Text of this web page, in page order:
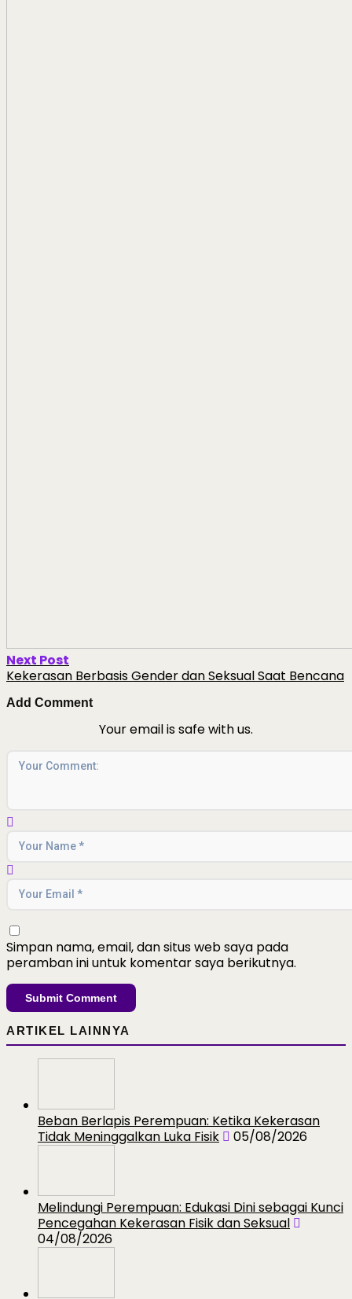
Next Post
Kekerasan Berbasis Gender dan Seksual Saat Bencana
Add Comment
Your email is safe with us.
Simpan nama, email, dan situs web saya pada
peramban ini untuk komentar saya berikutnya.
ARTIKEL LAINNYA
Beban Berlapis Perempuan: Ketika Kekerasan
Tidak Meninggalkan Luka Fisik
05/08/2026
Melindungi Perempuan: Edukasi Dini sebagai Kunci
Pencegahan Kekerasan Fisik dan Seksual
04/08/2026